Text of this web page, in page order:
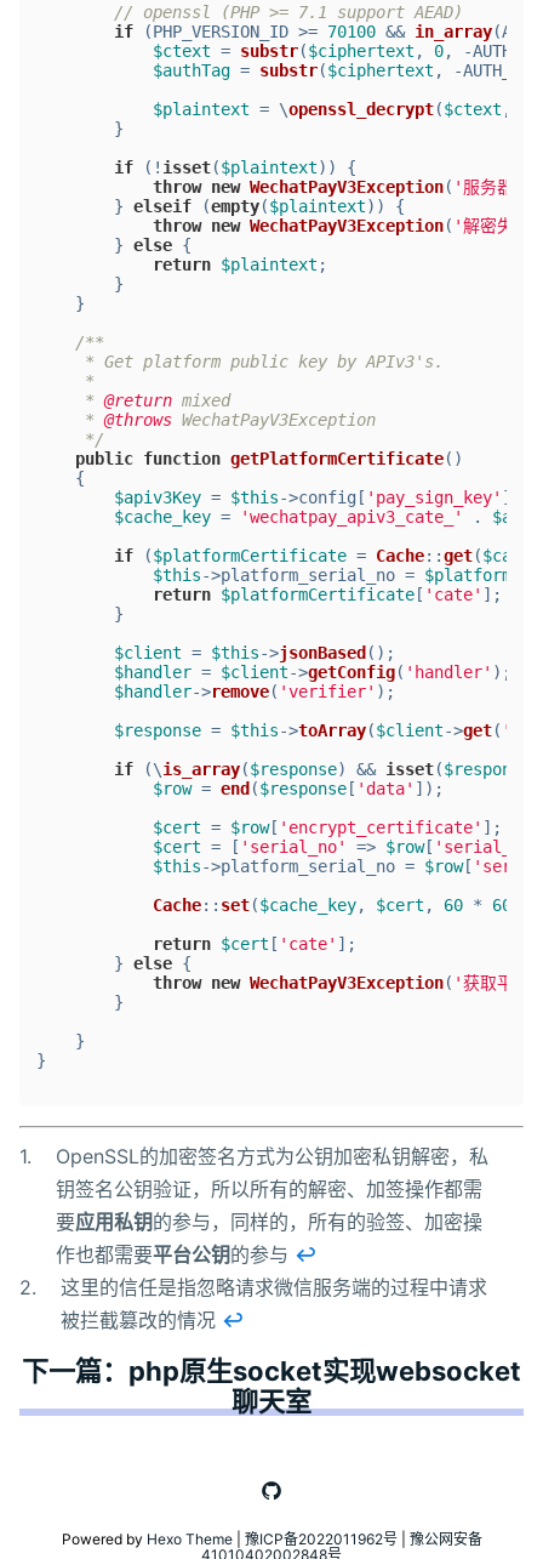
// openssl (PHP >= 7.1 support AEAD)
if (PHP_VERSION_ID >= 70100 && in_array
$ctext = substr($ciphertext , 0, -
$authTag = substr($ciphertext , -
$plaintext = \openssl_decrypt($ctext ,
		}
if (! isset($plaintext)) {
throw new WechatPayV3Exception( '服务器异
        }
elseif (empty($plaintext)) {
throw new WechatPayV3Exception( '解密失败
        }
else {
return $plaintext ;
        }
    }
/**
     * Get platform public key by APIv3's.
     *
     *
@return mixed
     *
@throws WechatPayV3Exception
     */
public function getPlatformCertificate( )
{
$apiv3Key = $this->config[ 'pay_sign_key' ];
$cache_key = 'wechatpay_apiv3_cate_' .
if ($platformCertificate = Cache::get(
$this->platform_serial_no =
return $platformCertificate[ 'cate' ];
        }
$client = $this->jsonBased ();
$handler = $client->getConfig( 'handler' );
$handler->remove( 'verifier' );
$response = $this->toArray($client->get(
if (\is_array($response) && isset($response
$row = end ($response[ 'data' ]);
$cert = $row[ 'encrypt_certificate' ];
$cert = [ 'serial_no' => $row[ 'serial_no'
$this->platform_serial_no = $row[
Cache:: set($cache_key, $cert , 60 * 60
return $cert [ 'cate' ];
        }
else {
throw new WechatPayV3Exception( '获取平台
        }
    }
}
1.
OpenSSL的加密签名方式为公钥加密私钥解密，私
钥签名公钥验证，所以所有的解密、加签操作都需
要应用私钥的参与，同样的，所有的验签、加密操
作也都需要平台公钥的参与 ↩
2.
这里的信任是指忽略请求微信服务端的过程中请求
被拦截篡改的情况 ↩
下一篇：php原生socket实现websocket
聊天室
Powered by Hexo Theme| 豫ICP备2022011962号| 豫公网安备
41010402002848号